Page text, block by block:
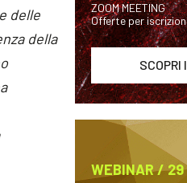
delle
della
ZOOM MEETING
Offerte per
SCOPRI
WEBINAR /